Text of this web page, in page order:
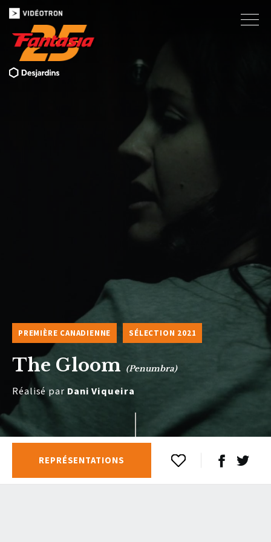
PREMIÈRE CANADIENNE SÉLECTION 2021
The Gloom (Penumbra)
Réalisé par Dani Viqueira
REPRÉSENTATIONS